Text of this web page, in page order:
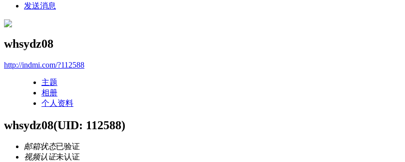
发送消息
whsydz08
http://indmi.com/?112588
主题
相册
个人资料
whsydz08(UID: 112588)
邮箱状态已验证
视频认证未认证